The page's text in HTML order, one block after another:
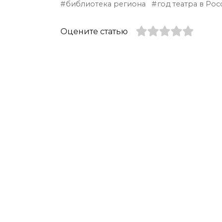
библиотека региона год театра в
Оцените статью